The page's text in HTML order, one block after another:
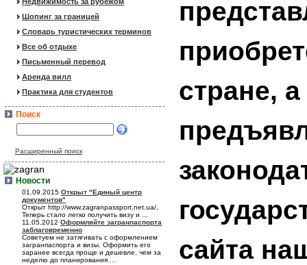
Шопинг за границей
Словарь туристических терминов
Все об отдыхе
Письменный перевод
Аренда вилл
Практика для студентов
Поиск
Расширенный поиск
Новости
01.09.2015 Открыт "Единый центр
документов"
Открыт http://www.zagranpassport.net.ua/,
Теперь стало легко получить визу и ...
11.05.2012 Оформляйте загранпаспорта
заблаговременно
Советуем не затягивать с оформлением
загранпаспорта и визы. Оформить его
заранее всегда проще и дешевле, чем за
неделю до планирования ...
стране,
сайта